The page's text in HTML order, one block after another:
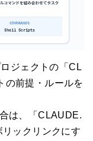
ジェクトの「CL
の前提・ルールを
は、「CLAUDE.
ックリンクにす